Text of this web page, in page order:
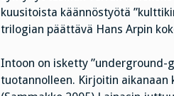
kuusitoista käännöstyötä
trilogian päättävä Hans Arpin
Intoon on isketty ”underground-
tuotannolleen. Kirjoitin